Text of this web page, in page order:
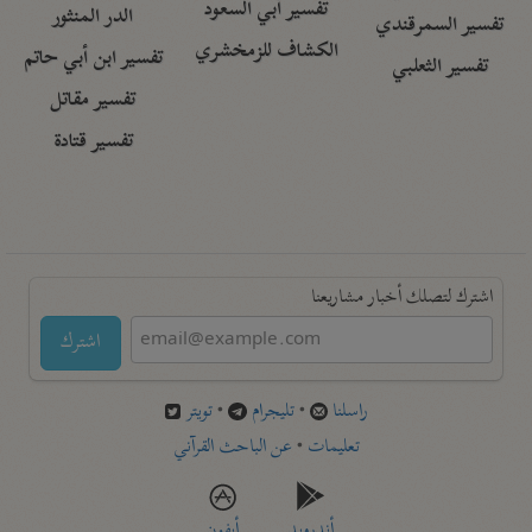
تفسير السمرقندي
تفسير الثعلبي
تفسير أبي السعود
الكشاف للزمخشري
الدر المنثور
تفسير ابن أبي حاتم
تفسير مقاتل
تفسير قتادة
اشترك لتصلك أخبار مشاريعنا
اشترك
راسلنا •تليجرام •تويتر
تعليمات •عن الباحث القرآني